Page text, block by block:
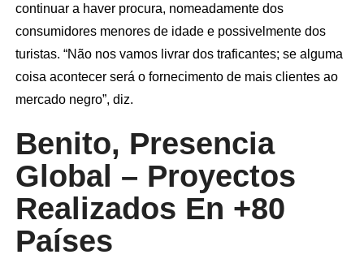
continuar a haver procura, nomeadamente dos
consumidores menores de idade e possivelmente dos
turistas. “Não nos vamos livrar dos traficantes; se alguma
coisa acontecer será o fornecimento de mais clientes ao
mercado negro”, diz.
Benito, Presencia
Global – Proyectos
Realizados En +80
Países